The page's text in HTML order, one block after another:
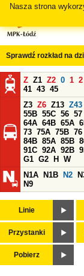
Nasza strona
Sprawdź rozkład na
Z Z1 Z2 0 1 2
41 43 45
Z3 Z6 Z13 Z43
55B 55C 56 57
64A 64B 65A
73 75A 75B 76
84B 85A 85B
91C 92A 92B
G1 G2 H
W
N1A
N1B N2
N9
Linie
Przystanki
Pobierz